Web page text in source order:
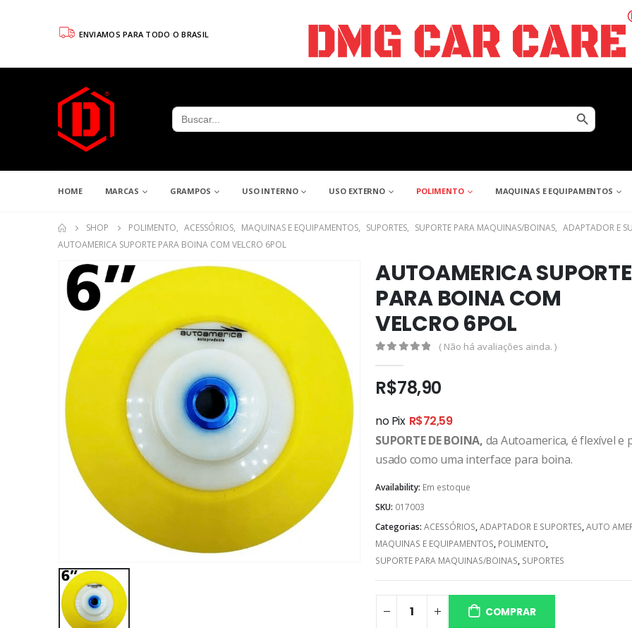
ENVIAMOS PARA TODO O BRASIL
Search
for:
Search Button
HOME MARCAS GRAMPOS USO INTERNO USO EXTERNO POLIMENTO MAQUINAS E EQUIPAMENTOS
SHOP POLIMENTO, ACESSÓRIOS, MAQUINAS E EQUIPAMENTOS, SUPORTES, SUPORTE PARA MAQUINAS/BOINAS, ADAPTADOR E
AUTOAMERICA SUPORTE PARA BOINA COM VELCRO 6POL
AUTOAMERICA SUPORTE
PARA BOINA COM
VELCRO 6POL
( Não há avaliações ainda. )
R$78,90
no Pix R$72,59
SUPORTE DE BOINA, da Autoamerica, é flexível e
usado como uma interface para boina.⁣⁣⁣
Availability: Em estoque
SKU: 017003
Categorias: ACESSÓRIOS,ADAPTADOR E SUPORTES,AUTO
MAQUINAS E EQUIPAMENTOS, POLIMENTO,
SUPORTE PARA MAQUINAS/BOINAS, SUPORTES
COMPRAR